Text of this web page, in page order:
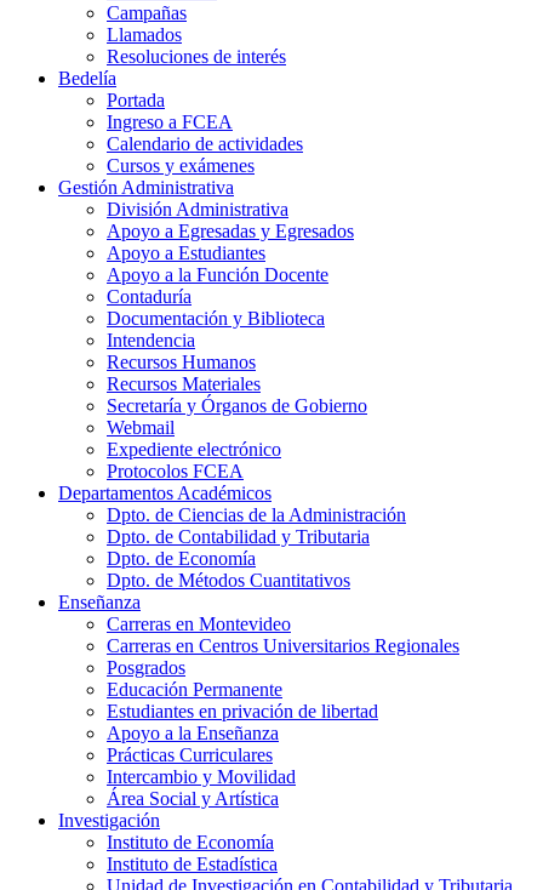
Campañas
Llamados
Resoluciones de interés
Bedelía
Portada
Ingreso a FCEA
Calendario de actividades
Cursos y exámenes
Gestión Administrativa
División Administrativa
Apoyo a Egresadas y Egresados
Apoyo a Estudiantes
Apoyo a la Función Docente
Contaduría
Documentación y Biblioteca
Intendencia
Recursos Humanos
Recursos Materiales
Secretaría y Órganos de Gobierno
Webmail
Expediente electrónico
Protocolos FCEA
Departamentos Académicos
Dpto. de Ciencias de la Administración
Dpto. de Contabilidad y Tributaria
Dpto. de Economía
Dpto. de Métodos Cuantitativos
Enseñanza
Carreras en Montevideo
Carreras en Centros Universitarios Regionales
Posgrados
Educación Permanente
Estudiantes en privación de libertad
Apoyo a la Enseñanza
Prácticas Curriculares
Intercambio y Movilidad
Área Social y Artística
Investigación
Instituto de Economía
Instituto de Estadística
Unidad de Investigación en Contabilidad y Tributaria